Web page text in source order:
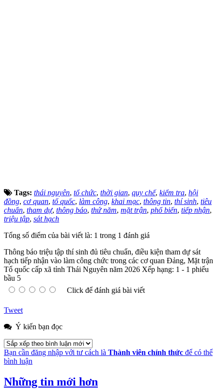
Tags: thái nguyên, tổ chức, thời gian, quy chế, kiểm tra, hội
đồng, cơ quan, tổ quốc, làm công, khai mạc, thông tin, thí sinh, tiêu
chuẩn, tham dự, thông báo, thứ năm, mặt trận, phổ biến, tiếp nhận,
triệu tập, sát hạch
Tổng số điểm của bài viết là: 1 trong 1 đánh giá
Thông báo triệu tập thí sinh đủ tiêu chuẩn, điều kiện tham dự sát
hạch tiếp nhận vào làm công chức trong các cơ quan Đảng, Mặt trận
Tổ quốc cấp xã tỉnh Thái Nguyên năm 2026 Xếp hạng: 1 - 1 phiếu
bầu 5
Click để đánh giá bài viết
Tweet
Ý kiến bạn đọc
Bạn cần đăng nhập với tư cách là Thành viên chính thức để có thể
bình luận
Những tin mới hơn